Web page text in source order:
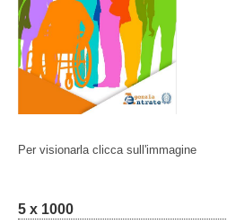
Per visionarla clicca sull'immagine
5 x 1000